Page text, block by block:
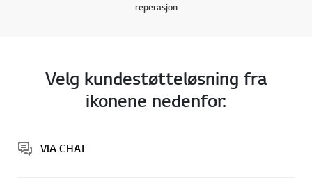
reperasjon
Velg kundestøtteløsning fra
ikonene nedenfor:
VIA CHAT